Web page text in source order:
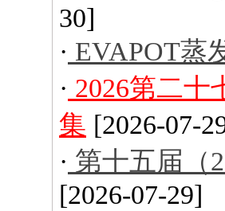
30]
· EVAPOT蒸
· 2026第二十
集 [2026-07-
· 第十五届（
[2026-07-29]